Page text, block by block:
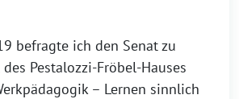
befragte ich den Senat zu
Pestalozzi-Fröbel-Hauses
– Lernen sinnlich